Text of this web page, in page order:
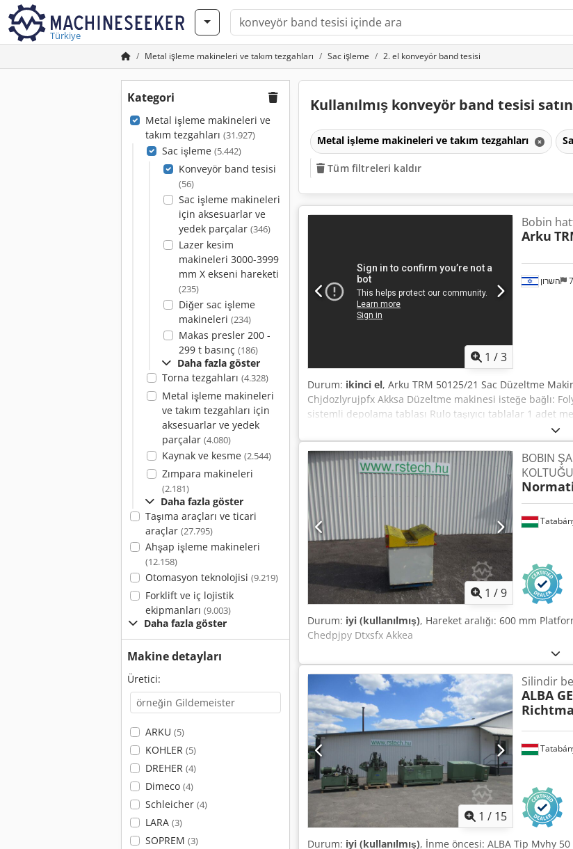
Türkiye
Metal işleme makineleri ve takım tezgahları Sac işleme 2. el konveyör band tesisi
Kategori
Metal işleme makineleri ve
takım tezgahları (31.927)
Sac işleme (5.442)
Konveyör band tesisi
(56)
Sac işleme makineleri
için aksesuarlar ve
yedek parçalar (346)
Lazer kesim
makineleri 3000-3999
mm X ekseni hareketi
(235)
Diğer sac işleme
makineleri (234)
Makas presler 200 -
299 t basınç (186)
Daha fazla göster
Torna tezgahları (4.328)
Metal işleme makineleri
ve takım tezgahları için
aksesuarlar ve yedek
parçalar (4.080)
Kaynak ve kesme (2.544)
Zımpara makineleri
(2.181)
Daha fazla göster
Taşıma araçları ve ticari
araçlar (27.795)
Ahşap işleme makineleri
(12.158)
Otomasyon teknolojisi (9.219)
Forklift ve iç lojistik
ekipmanları (9.003)
Daha fazla göster
Makine detayları
Üretici:
ARKU (5)
KOHLER (5)
DREHER (4)
Dimeco (4)
Schleicher (4)
LARA (3)
SOPREM (3)
Kullanılmış konveyör band tesisi
Metal işleme makineleri ve takım tezgahları
Tüm filtreleri kaldır
1 /3
השרון
Bobin
Arku
Durum: ikinci el, Arku TRM 50125/21 Sac Düzeltme
Chjdozlyrujpfx Akksa Düzeltme makinesi isteğe bağlı:
sistemli depolama tablası Rulo taşıyıcı tablalar 1 adet
1 /9
BOBIN
KOLTUĞU
Durum: iyi (kullanılmış), Hareket aralığı: 600 mm
Chedpjpy Dtxsfx Akkea
1 / 15
Silindir
ALBA
Durum: iyi (kullanılmış), İnme öncesi: ALBA Tip Mvhy